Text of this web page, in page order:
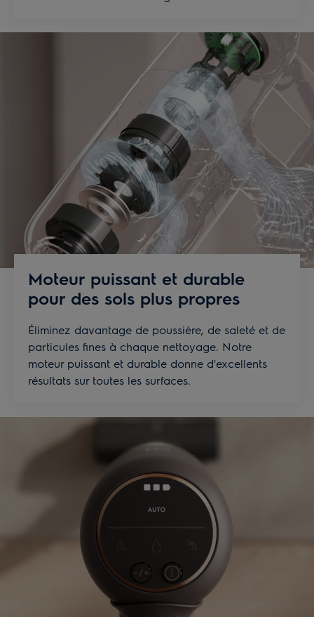
Moteur puissant et durable
pour des sols plus propres
Éliminez davantage de poussière, de saleté et de
particules fines à chaque nettoyage. Notre
moteur puissant et durable donne d'excellents
résultats sur toutes les surfaces.